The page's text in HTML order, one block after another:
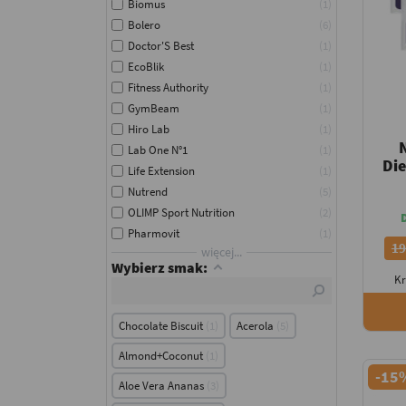
Biomus
Bolero
Doctor'S Best
EcoBlik
Fitness Authority
GymBeam
Hiro Lab
Lab One N°1
Life Extension
Nutrend
OLIMP Sport Nutrition
Pharmovit
więcej...
Wybierz smak:
Chocolate Biscuit Acerola
Almond+Coconut
Aloe Vera Ananas
-